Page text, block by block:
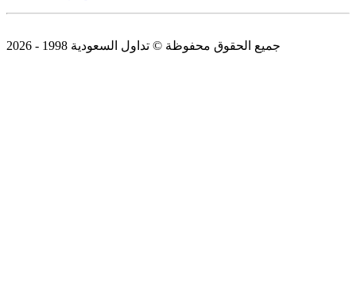
جميع الحقوق محفوظة © تداول السعودية 1998 - 2026